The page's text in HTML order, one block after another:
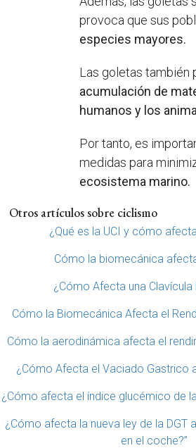
provoca que sus
especies mayores.
Las goletas también
acumulación de
humanos y los
Por tanto, es
medidas para
ecosistema marino.
Otros artículos sobre ciclismo
¿Qué es la UCI y cómo
Cómo la biomecánica
¿Cómo Afecta una Clavícula
Cómo la Biomecánica Afecta el
Cómo la aerodinámica afecta el
¿Cómo Afecta el Vaciado Gastrico
¿Cómo afecta el índice glucémico de
¿Cómo afecta la nueva ley de la DGT
en el coche?”